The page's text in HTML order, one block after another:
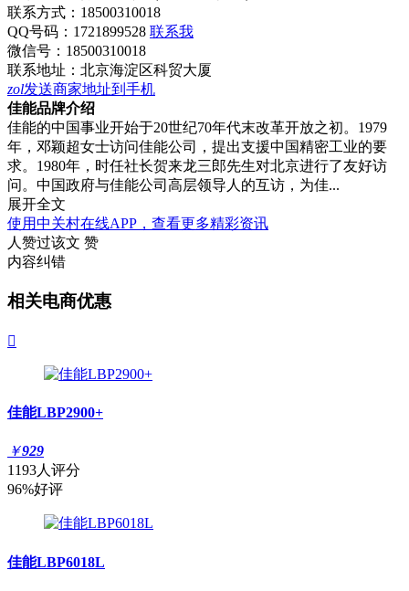
联系方式： 18500310018
QQ号码：1721899528 联系我
微信号： 18500310018
联系地址： 北京海淀区科贸大厦
zol发送商家地址到手机
佳能品牌介绍
佳能的中国事业开始于20世纪70年代末改革开放之初。1979
年，邓颖超女士访问佳能公司，提出支援中国精密工业的要
求。1980年，时任社长贺来龙三郎先生对北京进行了友好访
问。中国政府与佳能公司高层领导人的互访，为佳...
展开全文
使用中关村在线APP，查看更多精彩资讯
人赞过该文 赞
内容纠错
相关电商优惠

佳能LBP2900+
￥929
1193人评分
96%好评
佳能LBP6018L